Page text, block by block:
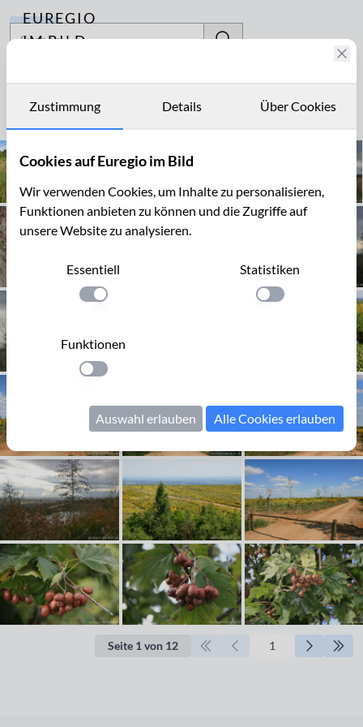
EUREGIO
IM BILD
Archiv
Kontakt
Archiv
Seite 1 von 12
Zustimmung Details Über Cookies
Cookies auf Euregio im Bild
Wir verwenden Cookies, um Inhalte zu personalisieren,
Funktionen anbieten zu können und die Zugriffe auf
unsere Website zu analysieren.
Essentiell
Einstellung anwenden
Statistiken
Einstellung
Funktionen
Einstellung anwenden
Auswahl erlauben Alle Cookies erlauben